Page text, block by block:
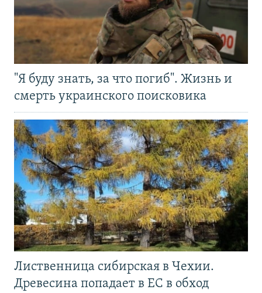
"Я буду знать, за что погиб". Жизнь и
смерть украинского поисковика
Лиственница сибирская в Чехии.
Древесина попадает в ЕС в обход